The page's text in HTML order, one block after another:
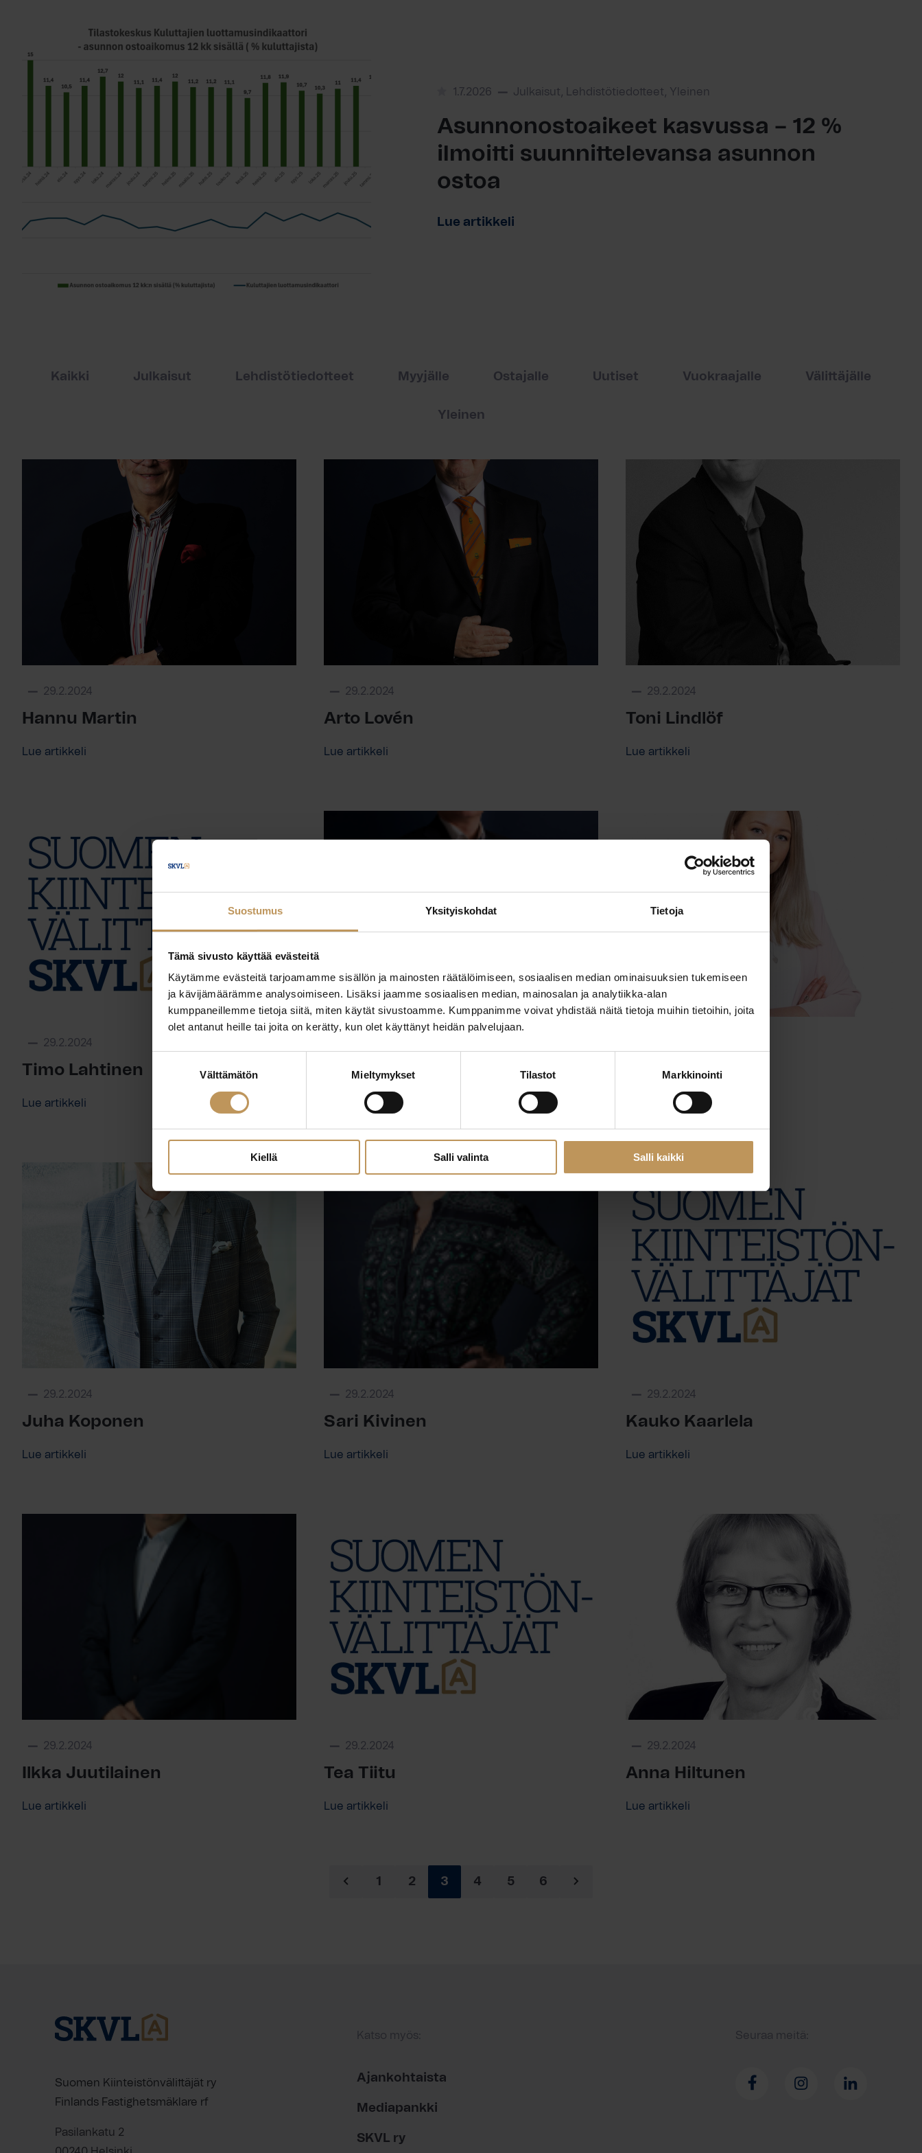
Suostumus Yksityiskohdat Tietoja
Tämä sivusto käyttää evästeitä
Käytämme evästeitä tarjoamamme sisällön ja mainosten räätälöimiseen, sosiaalisen median ominaisuuksien tukemiseen
ja kävijämäärämme analysoimiseen. Lisäksi jaamme sosiaalisen median, mainosalan ja analytiikka-alan
kumppaneillemme tietoja siitä, miten käytät sivustoamme. Kumppanimme voivat yhdistää näitä tietoja muihin tietoihin, joita
olet antanut heille tai joita on kerätty, kun olet käyttänyt heidän palvelujaan.
Välttämätön Mieltymykset Tilastot Markkinointi
Kiellä Salli valinta Salli kaikki
1.7.2026 Julkaisut, Lehdistötiedotteet, Yleinen
Asunnonostoaikeet kasvussa – 12 %
ilmoitti suunnittelevansa asunnon
ostoa
Lue artikkeli
Kaikki Julkaisut Lehdistötiedotteet Myyjälle Ostajalle Uutiset Vuokraajalle Välittäjälle
Yleinen
29.2.2024
Hannu Martin
Lue artikkeli
29.2.2024
Arto Lovén
Lue artikkeli
29.2.2024
Toni Lindlöf
Lue artikkeli
29.2.2024
Timo Lahtinen
Lue artikkeli
Juha Kukkonen
Lue artikkeli
Fanny Kourula
Lue artikkeli
29.2.2024
Juha Koponen
Lue artikkeli
29.2.2024
Sari Kivinen
Lue artikkeli
29.2.2024
Kauko Kaarlela
Lue artikkeli
29.2.2024
Ilkka Juutilainen
Lue artikkeli
29.2.2024
Tea Tiitu
Lue artikkeli
29.2.2024
Anna Hiltunen
Lue artikkeli
1 2 3 4 5 6
Suomen Kiinteistönvälittäjät ry
Finlands Fastighetsmäklare rf
Pasilankatu 2
Katso myös:
Ajankohtaista
Mediapankki
SKVL ry
Seuraa meitä: